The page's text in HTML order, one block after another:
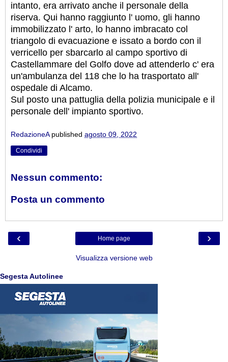
intanto, era arrivato anche il personale della
riserva. Qui hanno raggiunto l' uomo, gli hanno
immobilizzato l' arto, lo hanno imbracato col
triangolo di evacuazione e issato a bordo con il
verricello per sbarcarlo al campo sportivo di
Castellammare del Golfo dove ad attenderlo c' era
un'ambulanza del 118 che lo ha trasportato all'
ospedale di Alcamo.
Sul posto una pattuglia della polizia municipale e il
personale dell' impianto sportivo.
RedazioneA published agosto 09, 2022
Condividi
Nessun commento:
Posta un commento
‹ ›
Home page
Visualizza versione web
Segesta Autolinee